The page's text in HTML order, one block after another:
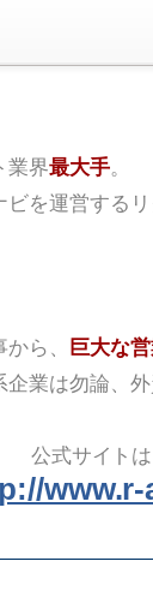
業界最大手。
を運営する
ら、 巨大な
業は勿論、
公式サイト